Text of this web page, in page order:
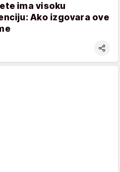
ima visoku
Ako izgovara ove